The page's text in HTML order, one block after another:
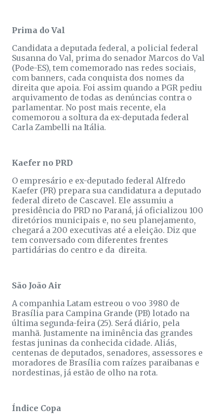
Prima do Val
Candidata a deputada federal, a policial federal
Susanna do Val, prima do senador Marcos do Val
(Pode-ES), tem comemorado nas redes sociais,
com banners, cada conquista dos nomes da
direita que apoia. Foi assim quando a PGR pediu
arquivamento de todas as denúncias contra o
parlamentar. No post mais recente, ela
comemorou a soltura da ex-deputada federal
Carla Zambelli na Itália.
Kaefer no PRD
O empresário e ex-deputado federal Alfredo
Kaefer (PR) prepara sua candidatura a deputado
federal direto de Cascavel. Ele assumiu a
presidência do PRD no Paraná, já oficializou 100
diretórios municipais e, no seu planejamento,
chegará a 200 executivas até a eleição. Diz que
tem conversado com diferentes frentes
partidárias do centro e da direita.
São João Air
A companhia Latam estreou o voo 3980 de
Brasília para Campina Grande (PB) lotado na
última segunda-feira (25). Será diário, pela
manhã. Justamente na iminência das grandes
festas juninas da conhecida cidade. Aliás,
centenas de deputados, senadores, assessores e
moradores de Brasília com raízes paraibanas e
nordestinas, já estão de olho na rota.
Índice Copa